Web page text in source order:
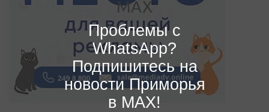
Проблемы с
WhatsApp?
Подпишитесь на
новости Приморья
в MAX!